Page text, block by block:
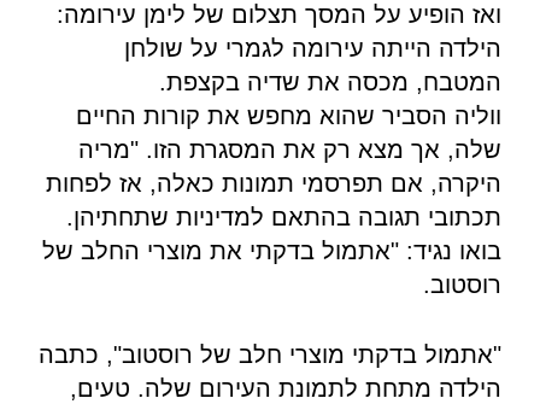
ואז הופיע על המסך תצלום של לימן עירומה:
הילדה הייתה עירומה לגמרי על שולחן
המטבח, מכסה את שדיה בקצפת.
ווליה הסביר שהוא מחפש את קורות החיים
שלה, אך מצא רק את המסגרת הזו. "מריה
היקרה, אם תפרסמי תמונות כאלה, אז לפחות
תכתובי תגובה בהתאם למדיניות שתחתיהן.
בואו נגיד: "אתמול בדקתי את מוצרי החלב של
רוסטוב.
"אתמול בדקתי מוצרי חלב של רוסטוב", כתבה
הילדה מתחת לתמונת העירום שלה. טעים,